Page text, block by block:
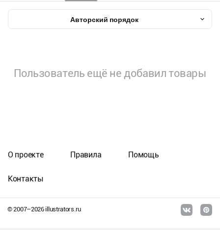
Авторский порядок
Пользователь ещё не добавил товары
© 2007–2026illustrators.ru
О проекте Правила Помощь
Контакты